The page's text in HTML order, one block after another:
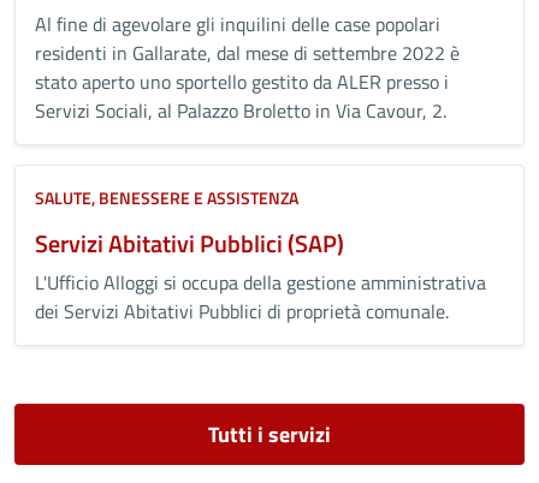
Al fine di agevolare gli inquilini delle case popolari
residenti in Gallarate, dal mese di settembre 2022 è
stato aperto uno sportello gestito da ALER presso i
Servizi Sociali, al Palazzo Broletto in Via Cavour, 2.
SALUTE, BENESSERE E ASSISTENZA
Servizi Abitativi Pubblici (SAP)
L'Ufficio Alloggi si occupa della gestione amministrativa
dei Servizi Abitativi Pubblici di proprietà comunale.
Tutti i servizi